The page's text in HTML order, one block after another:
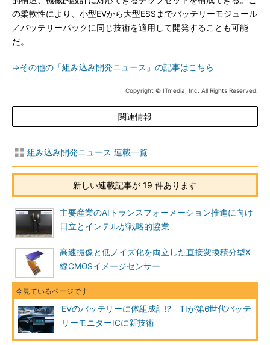
の柔軟性により、小型EVから大型ESSまでバッテリーモジュール
／バッテリーパックに同じ技術を適用して開発することも可能
だ。
⇒その他の「組み込み開発ニュース」の記事はこちら
Copyright © ITmedia, Inc. All Rights Reserved.
関連情報
組み込み開発ニュース 連載一覧
新しい連載記事が 19 件あります
主要産業のAIトランスフォーメーション推進に向け
日立とインテルが戦略的協業
高速撮像と低ノイズ化を両立した直接変換積分型X
線CMOSイメージセンサー
EVのバッテリーに体組成計!? TIが第6世代バッテ
リーモニターICに新技術